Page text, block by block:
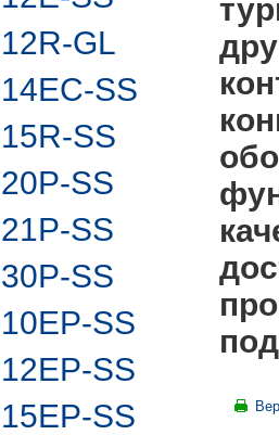
GL
SS
SS
SS
SS
SS
SS
SS
SS